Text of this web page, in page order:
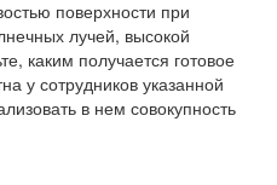
поверхности при
лучей, высокой
каким получается готовое
у сотрудников указанной
в нем совокупность